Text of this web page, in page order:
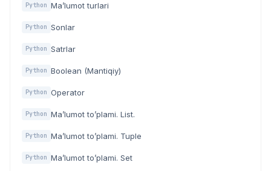
Python Ma’lumot turlari
Python Sonlar
Python Satrlar
Python Boolean (Mantiqiy)
Python Operator
Python Ma’lumot to’plami. List.
Python Ma’lumot to’plami. Tuple
Python Ma’lumot to’plami. Set